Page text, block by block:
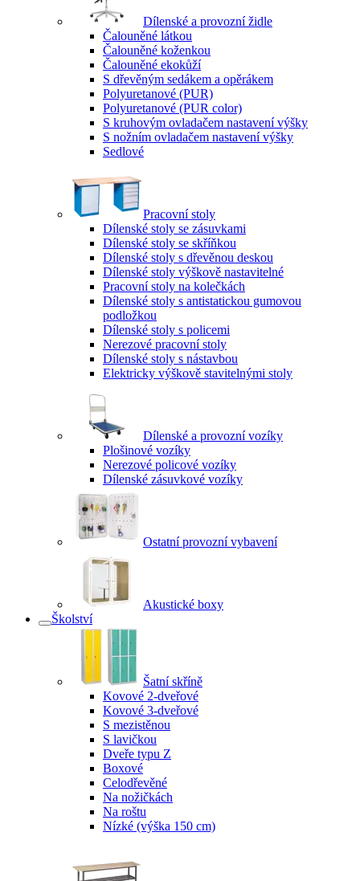
Dílenské a provozní židle
Čalouněné látkou
Čalouněné koženkou
Čalouněné ekokůží
S dřevěným sedákem a opěrákem
Polyuretanové (PUR)
Polyuretanové (PUR color)
S kruhovým ovladačem nastavení výšky
S nožním ovladačem nastavení výšky
Sedlové
Pracovní stoly
Dílenské stoly se zásuvkami
Dílenské stoly se skříňkou
Dílenské stoly s dřevěnou deskou
Dílenské stoly výškově nastavitelné
Pracovní stoly na kolečkách
Dílenské stoly s antistatickou gumovou
podložkou
Dílenské stoly s policemi
Nerezové pracovní stoly
Dílenské stoly s nástavbou
Elektricky výškově stavitelnými stoly
Dílenské a provozní vozíky
Plošinové vozíky
Nerezové policové vozíky
Dílenské zásuvkové vozíky
Ostatní provozní vybavení
Akustické boxy
Školství
Šatní skříně
Kovové 2-dveřové
Kovové 3-dveřové
S mezistěnou
S lavičkou
Dveře typu Z
Boxové
Celodřevěné
Na nožičkách
Na roštu
Nízké (výška 150 cm)